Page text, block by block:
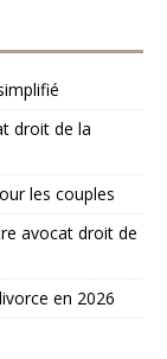
droit de la
les couples
avocat droit de
en 2026